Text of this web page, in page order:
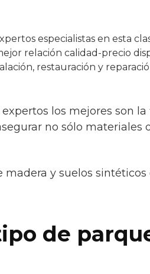
especialistas en esta
relación calidad-precio
restauración y
los mejores son la
no sólo materiales
y suelos sintéticos
de